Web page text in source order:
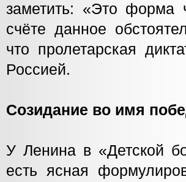
заметить: «Это форма
счёте данное
что пролетарская
Россией.
Созидание во имя
У Ленина в «Детской
есть ясная